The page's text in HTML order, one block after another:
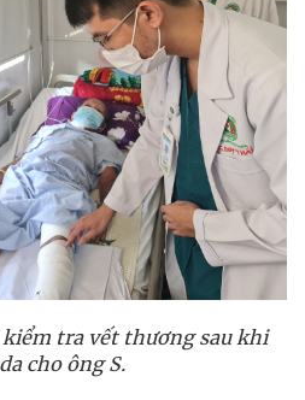
kiểm tra vết thương sau khi
cho ông S.